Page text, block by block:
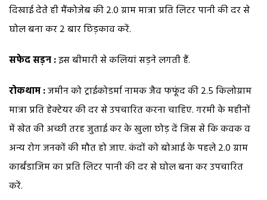
दिखाई देते ही मैंकोजेब की 2.0 ग्राम मात्रा प्रति लिटर पानी की दर से
घोल बना कर 2 बार छिड़काव करें.
सफेद सड़न :इस बीमारी से कलियां सड़ने लगती हैं.
रोकथाम :जमीन को ट्राईकोडर्मा नामक जैव फफूंद की 2.5 किलोग्राम
मात्रा प्रति हेक्टेयर की दर से उपचारित करना चाहिए. गरमी के महीनों
में खेत की अच्छी तरह जुताई कर के खुला छोड़ दें जिस से कि कवक व
अन्य रोग जनकों की मौत हो जाए. कंदों को बोआई के पहले 2.0 ग्राम
कार्बंडाजिम का प्रति लिटर पानी की दर से घोल बना कर उपचारित
करें.